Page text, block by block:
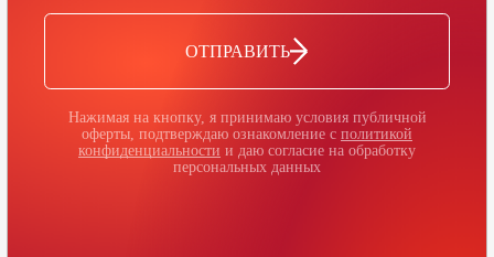
ОТПРАВИТЬ
Нажимая на кнопку, я принимаю условия публичной
оферты, подтверждаю ознакомление с политикой
конфиденциальности и даю согласие на обработку
персональных данных